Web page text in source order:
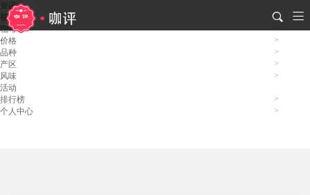
资讯
视频
咖啡
价格
品种
产区
风味
活动
排行榜
个人中心